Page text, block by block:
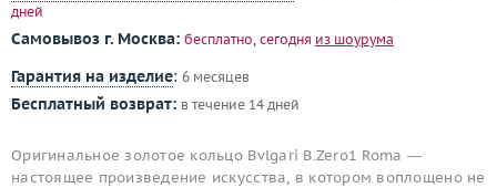
дней
Самовывоз г. Москва: бесплатно, сегодня из шоурума
Гарантия на изделие: 6 месяцев
Бесплатный возврат: в течение 14 дней
Оригинальное золотое кольцо Bvlgari B.Zero1 Roma —
настоящее произведение искусства, в котором воплощено не